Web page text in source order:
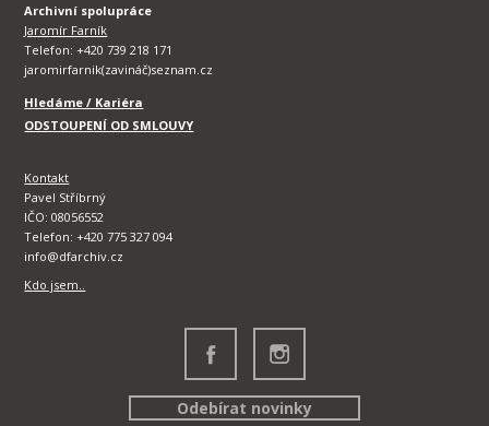
Archivní spolupráce
Jaromír Farník
Telefon: +420 739 218 171
jaromirfarnik(zavináč)seznam.cz
Hledáme / Kariéra
ODSTOUPENÍ OD SMLOUVY
Kontakt
Pavel Stříbrný
IČO: 08056552
Telefon: +420 775 327 094
info@dfarchiv.cz
Kdo jsem..
Odebírat novinky